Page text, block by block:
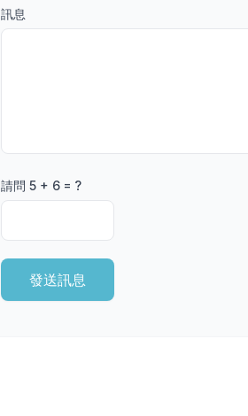
訊息
請問 5 + 6 = ?
發送訊息